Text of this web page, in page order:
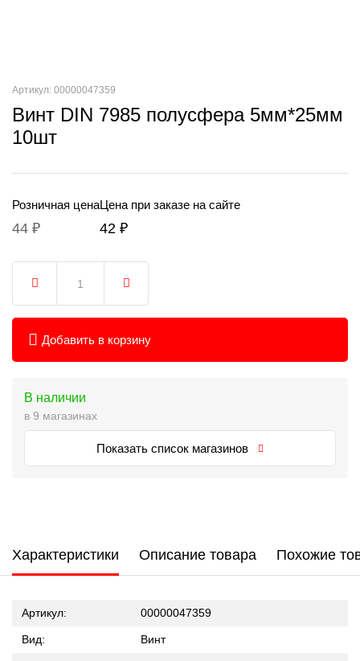
Артикул: 00000047359
Винт DIN 7985 полусфера 5мм*25мм
10шт
Розничная цена
44 ₽
Цена при заказе на сайте
42 ₽
Добавить в корзину
В наличии
в 9 магазинах
Показать список магазинов
Характеристики Описание товара Похожие
Артикул: 00000047359
Вид: Винт